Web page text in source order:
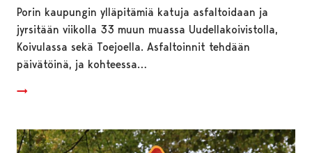
Porin kaupungin ylläpitämiä katuja asfaltoidaan ja
jyrsitään viikolla 33 muun muassa Uudellakoivistolla,
Koivulassa sekä Toejoella. Asfaltoinnit tehdään
päivätöinä, ja kohteessa…